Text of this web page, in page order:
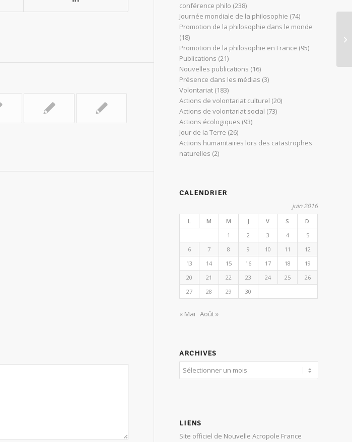
conférence philo (238)
Journée mondiale de la philosophie (74)
Promotion de la philosophie dans le monde
(18)
Promotion de la philosophie en France (95)
Publications (21)
Nouvelles publications (16)
Présence dans les médias (3)
Volontariat (183)
Actions de volontariat culturel (20)
Actions de volontariat social (73)
Actions écologiques (93)
Jour de la Terre (26)
Actions humanitaires lors des catastrophes
naturelles (2)
CALENDRIER
juin 2016
L M M J V S
D
1
2 3 4
5
6
7 8 9 10 11
12
13
14 15 16 17 18
19
20
21 22 23 24 25
26
27
28 29 30
« Mai Août »
ARCHIVES
LIENS
Site officiel de Nouvelle Acropole France